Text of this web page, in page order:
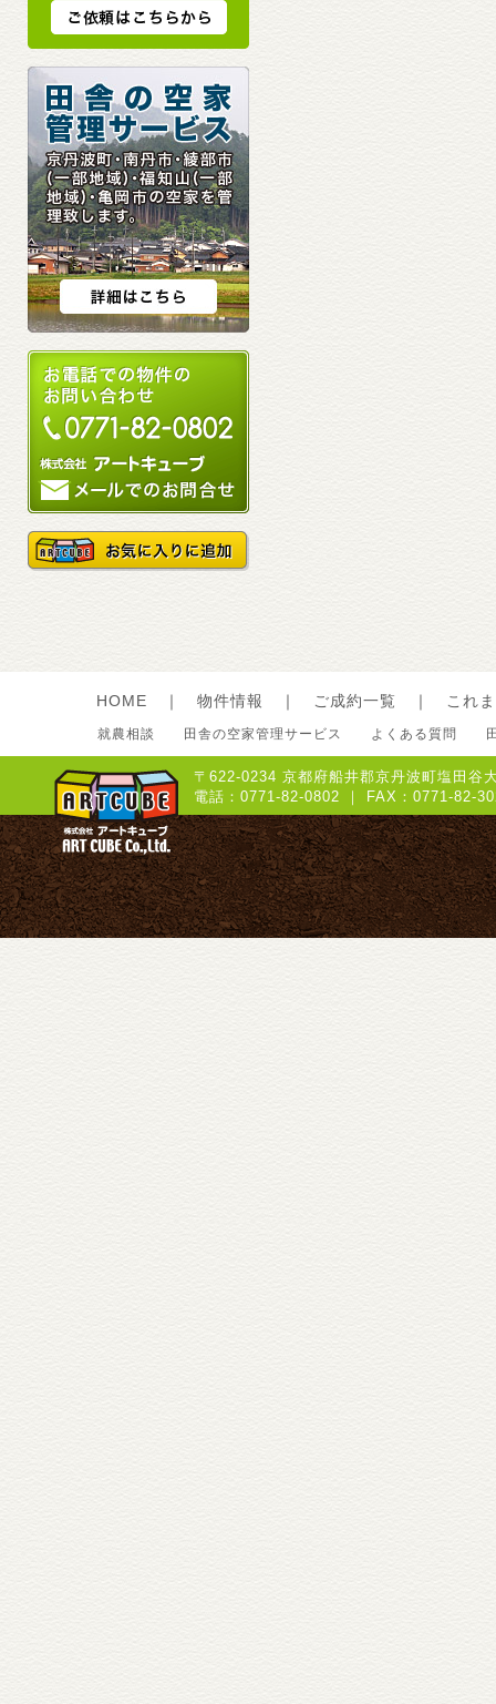
HOME ｜ 物件情報 ｜ ご成約一覧 ｜ これ
就農相談 田舎の空家管理サービス よくある質問
〒622-0234 京都府船井郡京丹波町塩田谷
電話：0771-82-0802 ｜ FAX：0771-82-